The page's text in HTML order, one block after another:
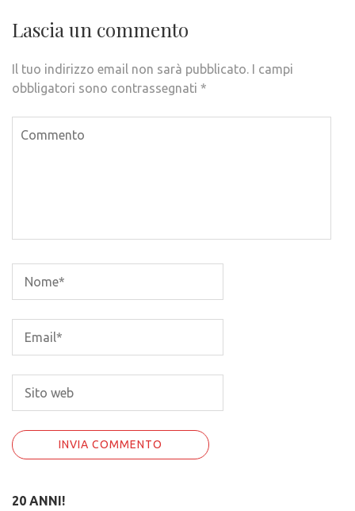
Lascia un commento
Il tuo indirizzo email non sarà pubblicato. I campi
obbligatori sono contrassegnati *
20 ANNI!